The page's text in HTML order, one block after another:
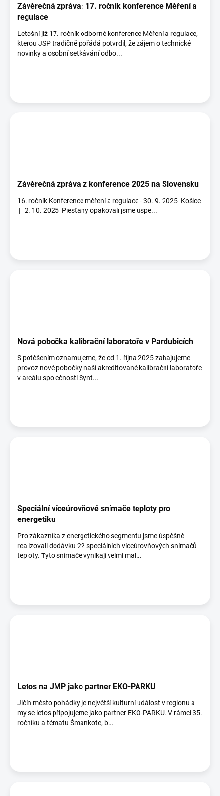
Závěrečná zpráva: 17. ročník konference Měření a
regulace
Letošní již 17. ročník odborné konference Měření a regulace,
kterou JSP tradičně pořádá potvrdil, že zájem o technické
novinky a osobní setkávání odbo...
Závěrečná zpráva z konference 2025 na Slovensku
16. ročník Konference měření a regulace - 30. 9. 2025 Košice
| 2. 10. 2025 Piešťany opakovali jsme úspě...
Nová pobočka kalibrační laboratoře v Pardubicích
S potěšením oznamujeme, že od 1. října 2025 zahajujeme
provoz nové pobočky naší akreditované kalibrační laboratoře
v areálu společnosti Synt...
Speciální víceúrovňové snímače teploty pro
energetiku
Pro zákazníka z energetického segmentu jsme úspěšně
realizovali dodávku 22 speciálních víceúrovňových snímačů
teploty. Tyto snímače vynikají velmi mal...
Letos na JMP jako partner EKO-PARKU
Jičín město pohádky je největší kulturní událost v regionu a
my se letos připojujeme jako partner EKO-PARKU. V rámci 35.
ročníku a tématu Šmankote, b...